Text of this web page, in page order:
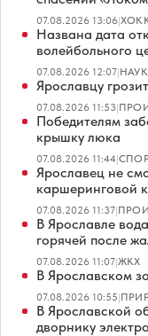
07.08.2026 13:06|
Названа дата
волейбольного
07.08.2026 12:07|
Ярославцу
07.08.2026 11:53|
Победителям
крышку люка
07.08.2026 11:44|
Ярославец не
каршеринговой
07.08.2026 11:37|
В Ярославле
горячей после
07.08.2026 11:07|ЖКХ
В Ярославском
07.08.2026 10:55|
В Ярославской
дворнику